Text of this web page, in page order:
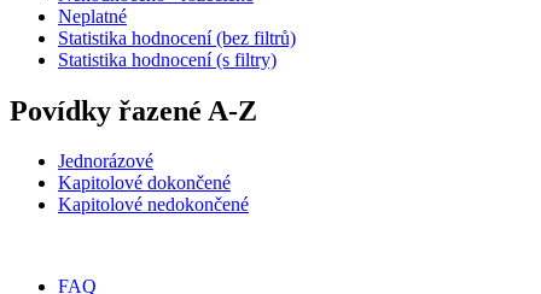
Neplatné
Statistika hodnocení (bez filtrů)
Statistika hodnocení (s filtry)
Povídky řazené A-Z
Jednorázové
Kapitolové dokončené
Kapitolové nedokončené
FAQ